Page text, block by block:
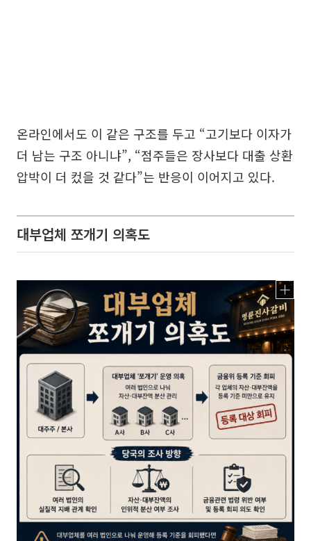
온라인에서도 이 같은 구조를 두고 “고기보다 이자가
더 남는 구조 아니냐”, “점주들은 장사보다 대출 상환
압박이 더 컸을 것 같다”는 반응이 이어지고 있다.
대부업체 쪼개기 의혹도